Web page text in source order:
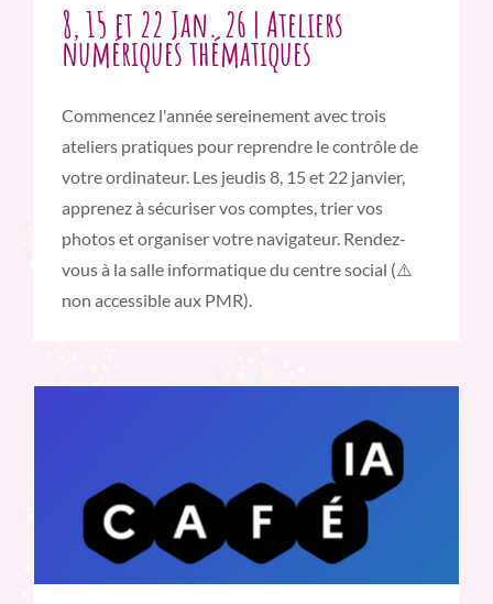
8, 15 et 22 Jan. 26 | Ateliers
numériques thématiques
Commencez l'année sereinement avec trois
ateliers pratiques pour reprendre le contrôle de
votre ordinateur. Les jeudis 8, 15 et 22 janvier,
apprenez à sécuriser vos comptes, trier vos
photos et organiser votre navigateur. Rendez-
vous à la salle informatique du centre social (⚠️
non accessible aux PMR).